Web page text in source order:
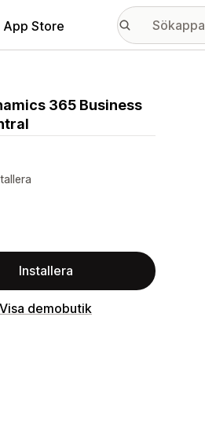
Store
365 Business
Installera
Visa demobutik